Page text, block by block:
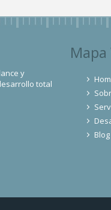
y
total
Mapa
Blog